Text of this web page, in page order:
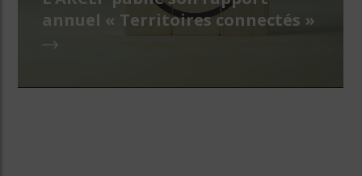
annuel « Territoires connectés »